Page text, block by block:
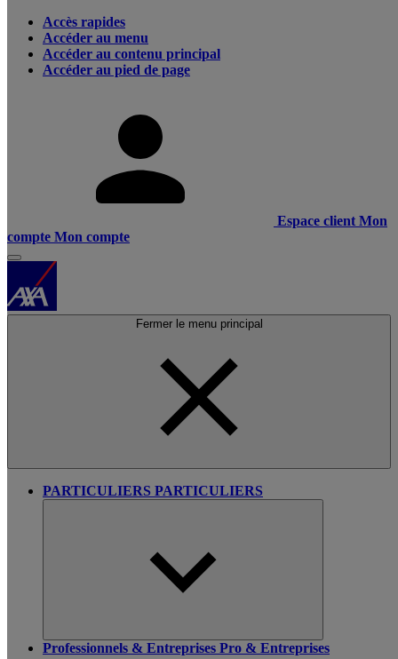
Accès rapides
Accéder au menu
Accéder au contenu principal
Accéder au pied de page
Espace client Mon
compte Mon compte
Fermer le menu principal
PARTICULIERS PARTICULIERS
Professionnels & Entreprises Pro & Entreprises